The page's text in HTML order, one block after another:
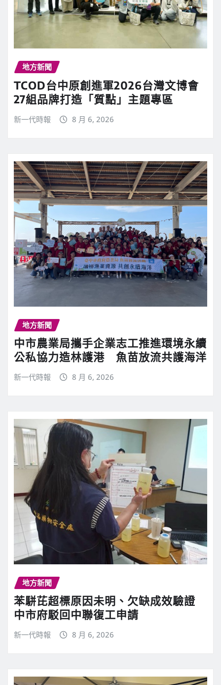
地方新聞
TCOD台中原創進軍2026台灣文博會
27組品牌打造「質點」主題專區
新一代時報 8 月 6, 2026
地方新聞
中市農業局攜手企業志工推進環境永續
公私協力造林護港 魚苗放流共護海洋
新一代時報 8 月 6, 2026
地方新聞
苯駢芘超標原因未明、欠缺成效驗證
中市府駁回中聯復工申請
新一代時報 8 月 6, 2026